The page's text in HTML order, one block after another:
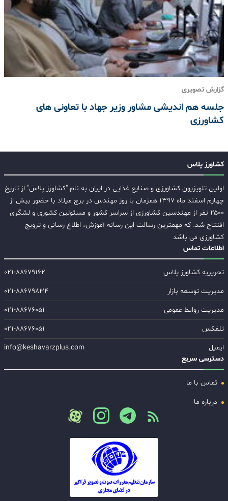
گزارش تصویری
جلسه هم اندیشی مشاور وزیر جهاد با تعاونی های
کشاورزی
کشاورز پلاس
اولین تلویزیون کشاورزی و صنایع غذایی در ایران به نام "کشاورز پلاس" از تاریخ
چهارم اسفند ماه ۱۳۹۷ همزمان با روز مهندس در برج میلاد با حضور بیش از
۲۵۰۰ نفر از مهندسین کشاورزی از سراسر کشور و مسئولین کشوری و لشگری
افتتاح شد. که مهمترین رسالت این رسانه آموزش، اطلاع رسانی و ترویج
کشاورزی می باشد
اطلاعات تماس
تحریریه کشاورز پلاس
۰۲۱-۸۸۶۷۹۱۶۲
مدیریت توسعه بازار
۰۲۱-۸۸۶۷۹۸۳۴
مدیریت روابط عمومی
۰۲۱-۸۸۶۷۶۰۵۱
تلفکس
۰۲۱-۸۸۶۷۶۰۵۱
ایمیل
info@keshavarzplus.com
دسترسی سریع
تماس با ما
درباره ما